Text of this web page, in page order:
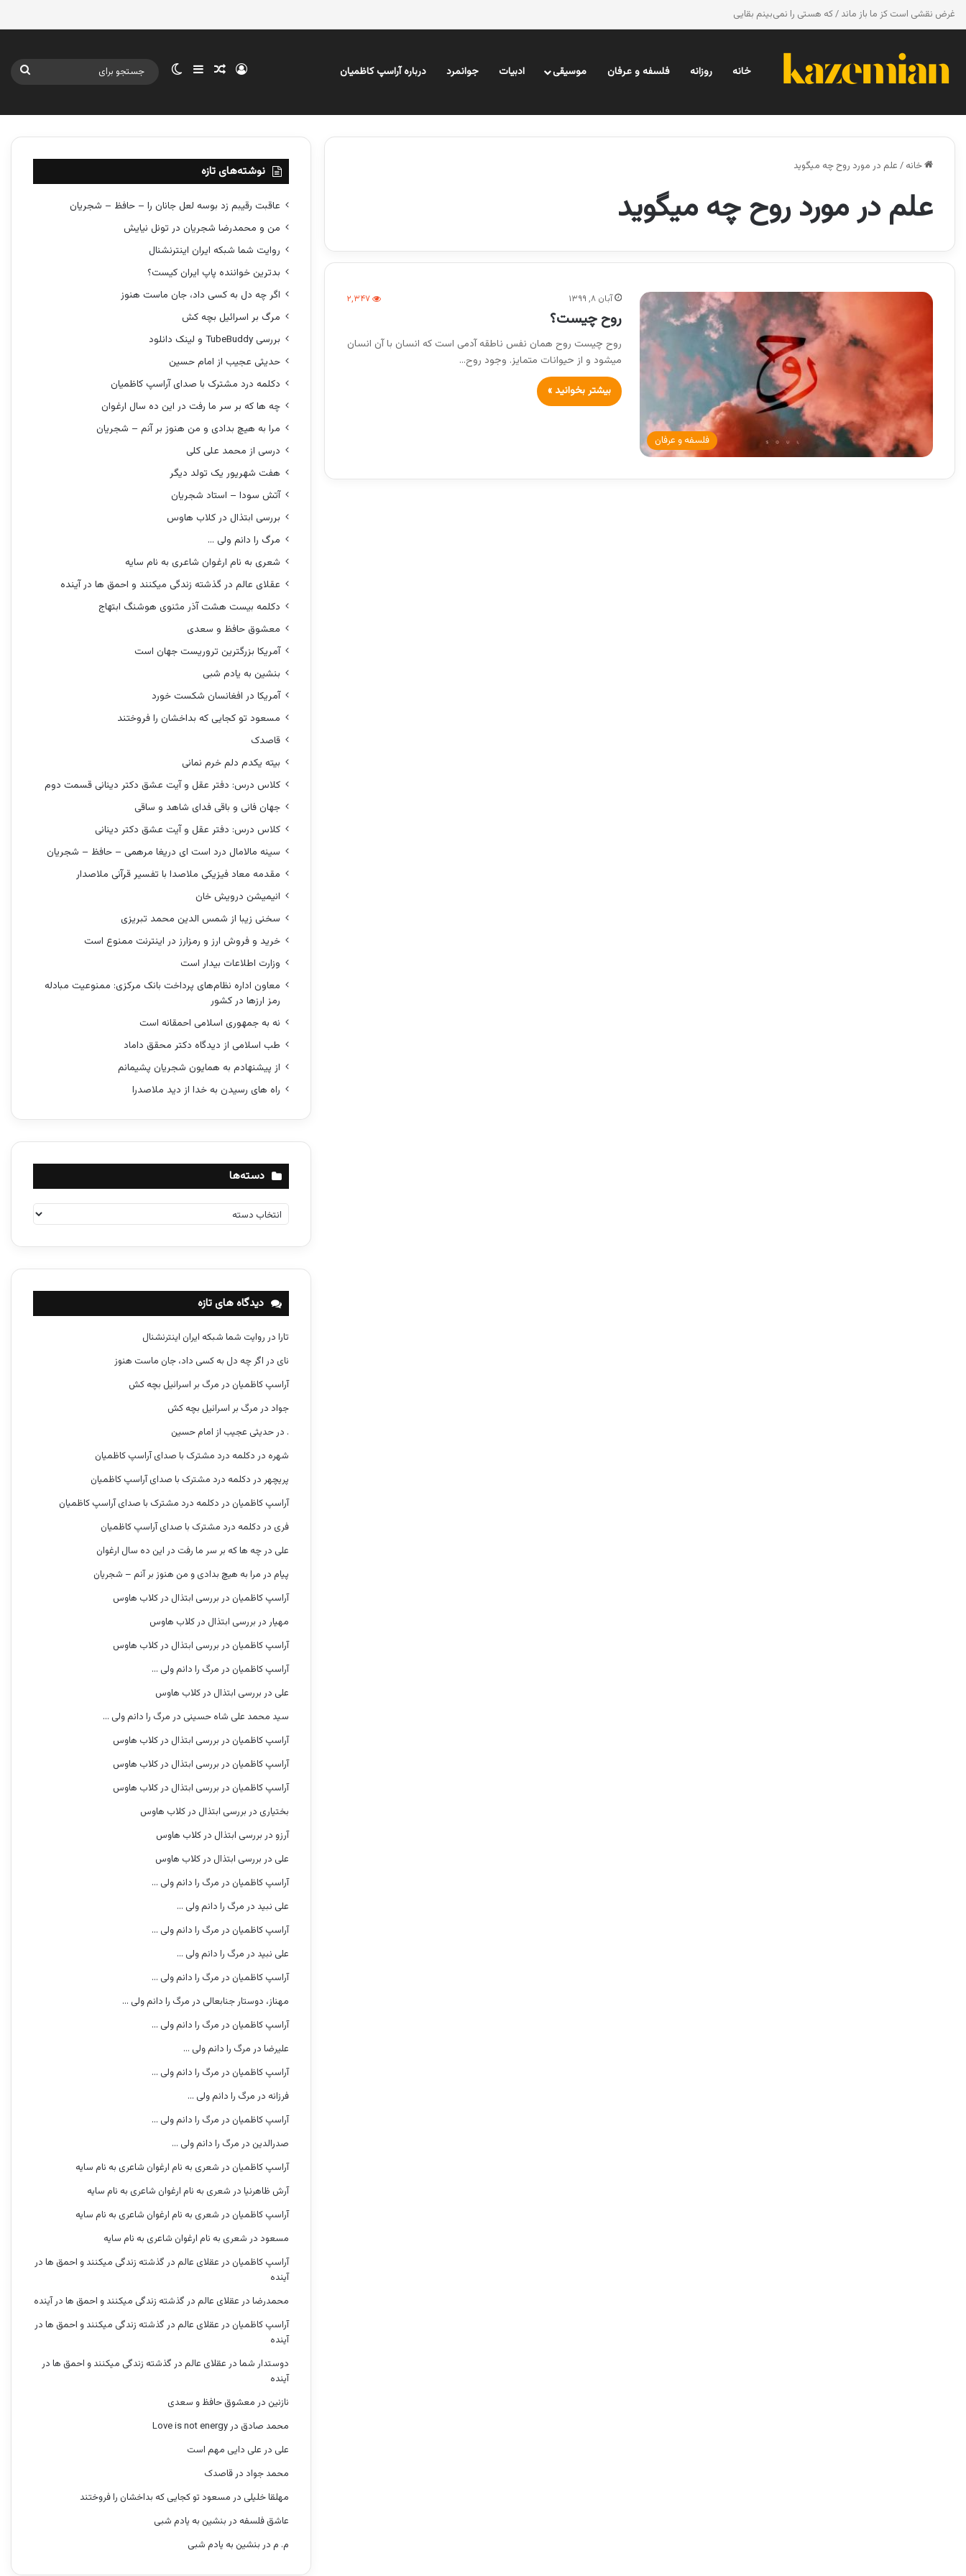
غرض نقشی است کز ما باز ماند / که هستی را نمی‌بینم بقایی
خانه روزانه فلسفه و عرفان موسیقی ادبیات جوانمرد درباره آراسپ کاظمیان ورود نوشته تصادفی
سایدبار تغییر پوسته
خانه / علم در مورد روح چه میگوید
علم در مورد روح چه میگوید
فلسفه و عرفان
آبان ۸, ۱۳۹۹ ۲,۳۴۷
روح چیست؟
روح چیست روح همان نفس ناطقه آدمی است که انسان با آن انسان
میشود و از حیوانات متمایز. وجود روح…
بیشتر بخوانید »
نوشته‌های تازه
عاقبت رقیبم زد بوسه لعل جانان را – حافظ – شجریان
من و محمدرضا شجریان در تونل نیایش
روایت شما شبکه ایران اینترنشنال
بدترین خواننده پاپ ایران کیست؟
اگر چه دل به کسی داد، جان ماست هنوز
مرگ بر اسرائیل بچه کش
بررسی TubeBuddy و لینک دانلود
حدیثی عجیب از امام حسین
دکلمه درد مشترک با صدای آراسپ کاظمیان
چه ها که بر سر ما رفت در این ده سال ارغوان
مرا به هیچ بدادی و من هنوز بر آنم – شجریان
درسی از محمد علی کلی
هفت شهریور یک تولد دیگر
آتش سودا – استاد شجریان
بررسی ابتذال در کلاب هاوس
مرگ را دانم ولی …
شعری به نام ارغوان شاعری به نام سایه
عقلای عالم در گذشته زندگی میکنند و احمق ها در آینده
دکلمه بیست هشت آذر مثنوی هوشنگ ابتهاج
معشوق حافظ و سعدی
آمریکا بزرگترین تروریست جهان است
بنشین به یادم شبی
آمریکا در افغانسان شکست خورد
مسعود تو کجایی که بداخشان را فروختند
قاصدک
بیته یکدم دلم خرم نمانی
کلاس درس: دفتر عقل و آیت عشق دکتر دینانی قسمت دوم
جهان فانی و باقی فدای شاهد و ساقی
کلاس درس: دفتر عقل و آیت عشق دکتر دینانی
سینه مالامال درد است ای دریغا مرهمی – حافظ – شجریان
مقدمه معاد فیزیکی ملاصدا با تفسیر قرآنی ملاصدار
انیمیشن درویش خان
سخنی زیبا از شمس الدین محمد تبریزی
خرید و فروش ارز و رمزارز در اینترنت ممنوع است
وزارت اطلاعات بیدار است
معاون اداره نظام‌های پرداخت بانک مرکزی: ممنوعیت مبادله
رمز ارزها در کشور
نه به جمهوری اسلامی احمقانه است
طب اسلامی از دیدگاه دکتر محقق داماد
از پیشنهادم به همایون شجریان پشیمانم
راه های رسیدن به خدا از دید ملاصدرا
دسته‌ها
س
ه
دیدگاه های تازه
تارا در روایت شما شبکه ایران اینترنشنال
نای در اگر چه دل به کسی داد، جان ماست هنوز
آراسپ کاظمیان در مرگ بر اسرائیل بچه کش
جواد در مرگ بر اسرائیل بچه کش
. درحدیثی عجیب از امام حسین
شهره در دکلمه درد مشترک با صدای آراسپ کاظمیان
پریچهر در دکلمه درد مشترک با صدای آراسپ کاظمیان
آراسپ کاظمیان در دکلمه درد مشترک با صدای آراسپ کاظمیان
فری در دکلمه درد مشترک با صدای آراسپ کاظمیان
علی درچه ها که بر سر ما رفت در این ده سال ارغوان
پیام در مرا به هیچ بدادی و من هنوز بر آنم – شجریان
آراسپ کاظمیان در بررسی ابتذال در کلاب هاوس
مهیار در بررسی ابتذال در کلاب هاوس
آراسپ کاظمیان در بررسی ابتذال در کلاب هاوس
آراسپ کاظمیان در مرگ را دانم ولی …
علی در بررسی ابتذال در کلاب هاوس
سید محمد علی شاه حسینی در مرگ را دانم ولی …
آراسپ کاظمیان در بررسی ابتذال در کلاب هاوس
آراسپ کاظمیان در بررسی ابتذال در کلاب هاوس
آراسپ کاظمیان در بررسی ابتذال در کلاب هاوس
بختیاری در بررسی ابتذال در کلاب هاوس
آرزو در بررسی ابتذال در کلاب هاوس
علی در بررسی ابتذال در کلاب هاوس
آراسپ کاظمیان در مرگ را دانم ولی …
علی نبید در مرگ را دانم ولی …
آراسپ کاظمیان در مرگ را دانم ولی …
علی نبید در مرگ را دانم ولی …
آراسپ کاظمیان در مرگ را دانم ولی …
مهناز، دوستار جنابعالی در مرگ را دانم ولی …
آراسپ کاظمیان در مرگ را دانم ولی …
علیرضا در مرگ را دانم ولی …
آراسپ کاظمیان در مرگ را دانم ولی …
فرزانه در مرگ را دانم ولی …
آراسپ کاظمیان در مرگ را دانم ولی …
صدرالدین در مرگ را دانم ولی …
آراسپ کاظمیان در شعری به نام ارغوان شاعری به نام سایه
آرش ظاهرنیا در شعری به نام ارغوان شاعری به نام سایه
آراسپ کاظمیان در شعری به نام ارغوان شاعری به نام سایه
مسعود در شعری به نام ارغوان شاعری به نام سایه
آراسپ کاظمیان در عقلای عالم در گذشته زندگی میکنند و احمق ها در
آینده
محمدرضا در عقلای عالم در گذشته زندگی میکنند و احمق ها در آینده
آراسپ کاظمیان در عقلای عالم در گذشته زندگی میکنند و احمق ها در
آینده
دوستدار شما در عقلای عالم در گذشته زندگی میکنند و احمق ها در
آینده
نازنین در معشوق حافظ و سعدی
محمد صادق درLove is not energy
علی در علی دایی مهم است
محمد جواد درقاصدک
مهلقا خلیلی در مسعود تو کجایی که بداخشان را فروختند
عاشق فلسفه در بنشین به یادم شبی
م. م در بنشین به یادم شبی